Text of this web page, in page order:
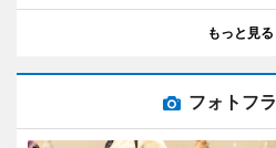
もっと見る
フォトフ